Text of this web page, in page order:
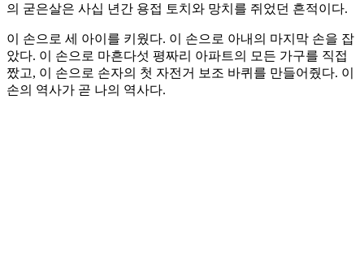
의 굳은살은 사십 년간 용접 토치와 망치를 쥐었던 흔적이다.
이 손으로 세 아이를 키웠다. 이 손으로 아내의 마지막 손을 잡
았다. 이 손으로 마흔다섯 평짜리 아파트의 모든 가구를 직접
짰고, 이 손으로 손자의 첫 자전거 보조 바퀴를 만들어줬다. 이
손의 역사가 곧 나의 역사다.